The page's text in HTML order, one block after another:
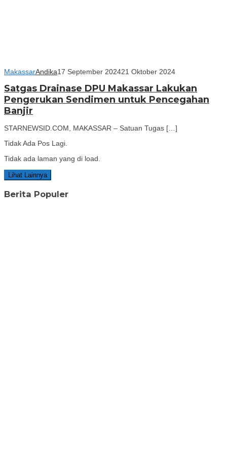
MakassarAndika17 September 202421 Oktober 2024
Satgas Drainase DPU Makassar Lakukan
Pengerukan Sendimen untuk Pencegahan
Banjir
STARNEWSID.COM, MAKASSAR – Satuan Tugas […]
Tidak Ada Pos Lagi.
Tidak ada laman yang di load.
Lihat Lainnya
Berita Populer